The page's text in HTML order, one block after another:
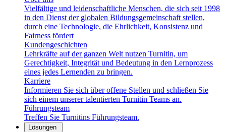
Vielfältige und leidenschaftliche Menschen, die sich seit 1998
in den Dienst der globalen Bildungsgemeinschaft stellen,
durch eine Technologie, die Ehrlichkeit, Konsistenz und
Fairness fördert
Kundengeschichten
Lehrkräfte auf der ganzen Welt nutzen Turnitin, um
Gerechtigkeit, Integrität und Bedeutung in den Lernprozess
eines jedes Lernenden zu bringen.
Karriere
Informieren Sie sich über offene Stellen und schließen Sie
sich einem unserer talentierten Turnitin Teams an.
Führungsteam
Treffen Sie Turnitins Führungsteam.
Lösungen